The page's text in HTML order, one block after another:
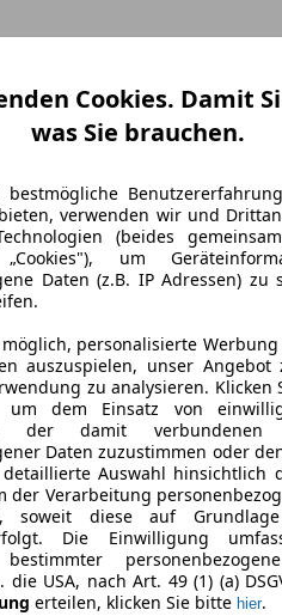
Cookies. Damit
was Sie brauchen.
verwenden wir und
(beides
„Cookies"), um
Daten (z.B. IP Adressen) zu
personalisierte
auszuspielen, unser Angebot
zu analysieren. Klicken
dem Einsatz von
der damit verbundenen
Daten zuzustimmen oder
Auswahl hinsichtlich
der Verarbeitung
soweit diese auf
Die Einwilligung
bestimmter
USA, nach Art. 49 (1) (a)
erteilen, klicken Sie bitte hier.